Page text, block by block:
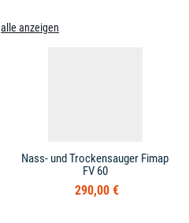
alle anzeigen
Nass- und Trockensauger Fimap
FV 60
290,00 €